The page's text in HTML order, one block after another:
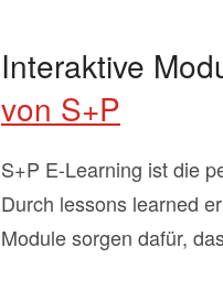
Interaktive
von S+P
S+P E-Learning ist die
Durch lessons learned
Module sorgen dafür,